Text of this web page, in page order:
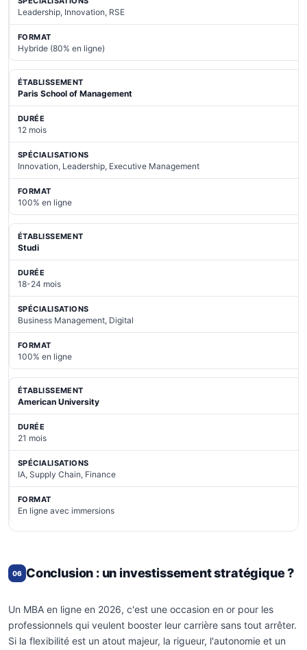
Leadership, Innovation, RSE
Hybride (80% en ligne)
Paris School of Management
12 mois
Innovation, Leadership, Executive Management
100% en ligne
Studi
18-24 mois
Business Management, Digital
100% en ligne
American University
21 mois
IA, Supply Chain, Finance
En ligne avec immersions
06 Conclusion : un investissement stratégique ?
Un MBA en ligne en 2026, c'est une occasion en or pour les
professionnels qui veulent booster leur carrière sans tout arrêter.
Si la flexibilité est un atout majeur, la rigueur, l'autonomie et un